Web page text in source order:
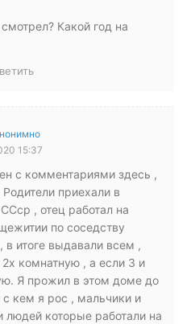
Какой год на
15:37
с комментариями здесь ,
приехали в
, отец работал на
по соседству
в итоге выдавали всем ,
2х комнатную , а если 3 и
Я прожил в этом доме до
кем я рос , мальчики и
людей которые работали на